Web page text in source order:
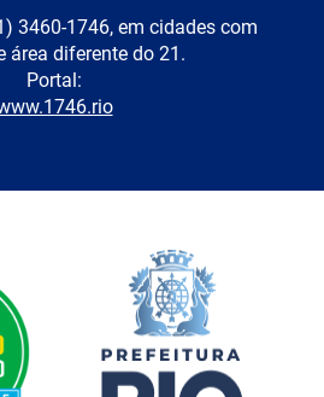
3460-1746, em cidades com
área diferente do 21.
Portal: